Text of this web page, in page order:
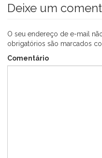
Deixe um
O seu endereço de e-mail
obrigatórios são marcados
Comentário